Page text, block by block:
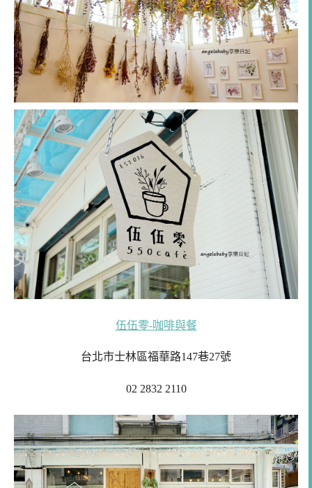
伍伍零-咖啡與餐
台北市士林區福華路147巷27號
02 2832 2110